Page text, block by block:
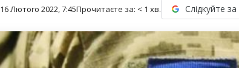
16 Лютого 2022, 7:45Прочитаєте за: < 1 хв. Слідкуйте